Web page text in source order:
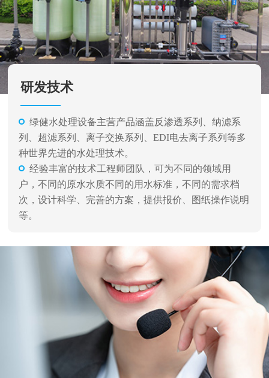
研发技术
绿健水处理设备主营产品涵盖反渗透系列、纳滤系
列、超滤系列、离子交换系列、EDI电去离子系列等多
种世界先进的水处理技术。
经验丰富的技术工程师团队，可为不同的领域用
户，不同的原水水质不同的用水标准，不同的需求档
次，设计科学、完善的方案，提供报价、图纸操作说明
等。